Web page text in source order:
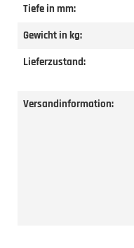
Tiefe in mm:
Gewicht in kg:
Lieferzustand:
Versandinformation: